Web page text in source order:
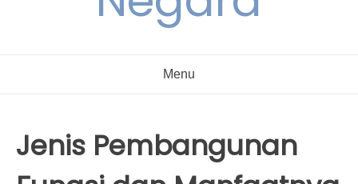
Menu
Jenis Pembangunan